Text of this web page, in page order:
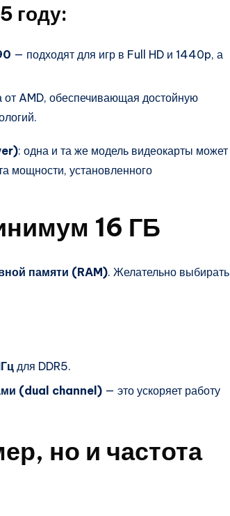
году:
— подходят для игр в Full HD и 1440p, а
от AMD, обеспечивающая достойную
: одна и та же модель видеокарты может
мощности, установленного
16 ГБ
памяти (RAM). Желательно выбирать
для DDR5.
(dual channel) — это ускоряет работу
но и частота